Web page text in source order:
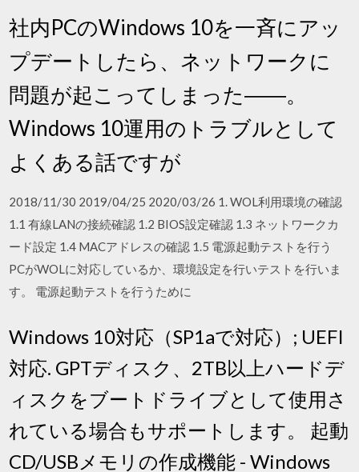
社内PCのWindows 10を一斉にアッ
プデートしたら、ネットワークに
問題が起こってしまった――。
Windows 10運用のトラブルとして
よくある話ですが
2018/11/30 2019/04/25 2020/03/26 1. WOL利用環境の確認
1.1 有線LANの接続確認 1.2 BIOS設定確認 1.3 ネットワークカ
ード設定 1.4 MACアドレスの確認 1.5 電源起動テストを行う
PCがWOLに対応しているか、環境設定を行いテストを行いま
す。 電源起動テストを行うために
Windows 10対応（SP1aで対応）; UEFI
対応. GPTディスク、2TB以上ハードデ
ィスクをブートドライブとして使用さ
れている場合もサポートします。 起動
CD/USBメモリの作成機能 - Windows